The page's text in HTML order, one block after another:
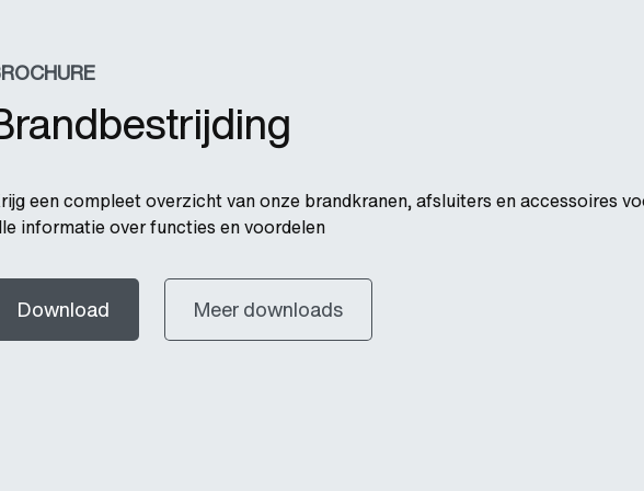
een compleet overzicht van onze brandkranen, afsluiters en accessoires
informatie over functies en voordelen
Download Meer downloads